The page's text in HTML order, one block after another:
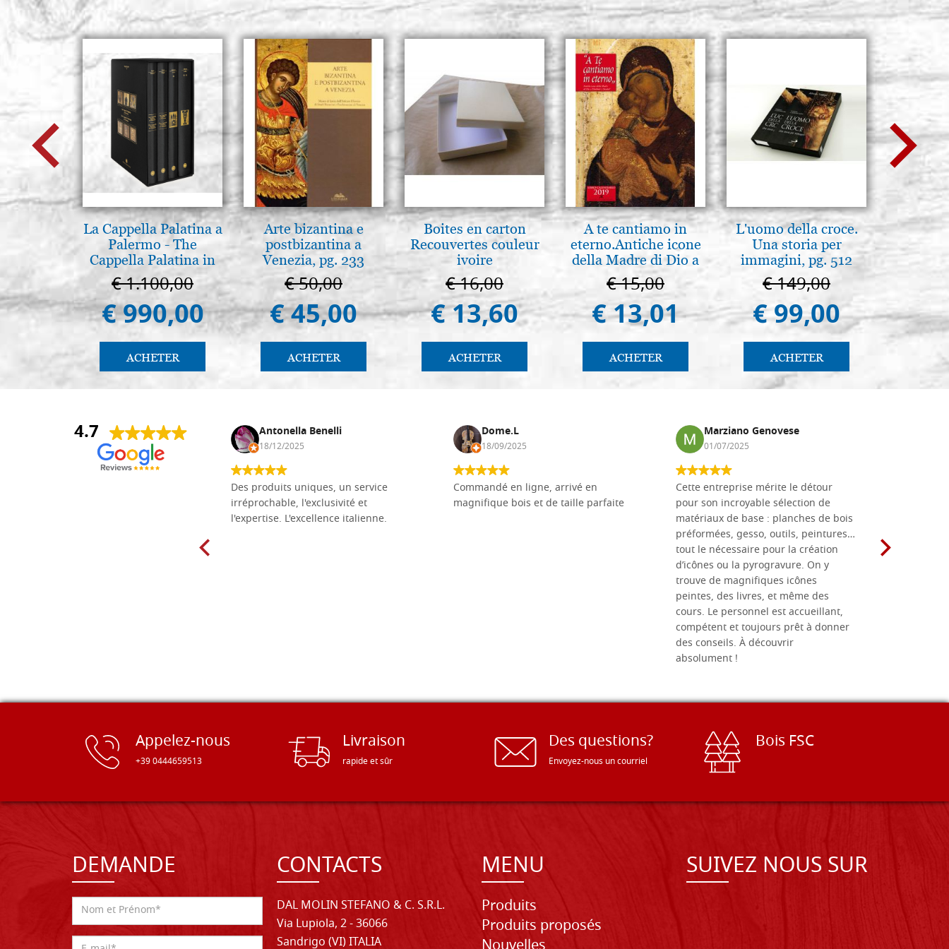
La Cappella Palatina a
Palermo - The
Cappella Palatina in
Palermo
€ 1.100,00
€ 990,00
ACHETER
Arte bizantina e
postbizantina a
Venezia, pg. 233
€ 50,00
€ 45,00
ACHETER
Boites en carton
Recouvertes couleur
ivoire
€ 16,00
€ 13,60
ACHETER
A te cantiamo in
eterno.Antiche icone
della Madre di Dio a
Vladimir e Suzdal
(libro-cal. 2019))
€ 15,00
€ 13,01
ACHETER
L'uomo della croce.
Una storia per
immagini, pg. 512
€ 149,00
€ 99,00
ACHETER
€
€
4.7
Daniel Vandewalle Antonella Benelli
18/12/2025
Des produits uniques, un service
irréprochable, l'exclusivité et
l'expertise. L'excellence italienne.
Dome.L
18/09/2025
Commandé en ligne, arrivé en
magnifique bois et de taille parfaite
Marziano Genovese
01/07/2025
Cette entreprise mérite le détour
pour son incroyable sélection de
matériaux de base : planches de bois
préformées, gesso, outils, peintures…
tout le nécessaire pour la création
d’icônes ou la pyrogravure. On y
trouve de magnifiques icônes
peintes, des livres, et même des
cours. Le personnel est accueillant,
compétent et toujours prêt à donner
des conseils. À découvrir
absolument !
Appelez-nous
+39 0444659513
Livraison
rapide et sûr
Des questions?
Envoyez-nous un courriel
Bois FSC
DEMANDE CONTACTS
DAL MOLIN STEFANO & C. S.R.L.
Via Lupiola, 2 - 36066
Sandrigo (VI) ITALIA
MENU
Produits
Produits proposés
SUIVEZ NOUS SUR